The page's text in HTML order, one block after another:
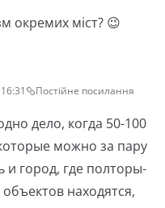
окремих міст? 😉
Постійне посилання
дело, когда 50-100
можно за пару
и город, где полторы-
находятся,